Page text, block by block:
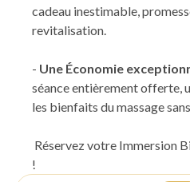
cadeau inestimable,
revitalisation.
- Une Économie
séance entièrement offerte,
les bienfaits du massage
Réservez votre Immersion
!